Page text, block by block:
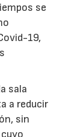
se
19,
sala
a reducir
sin